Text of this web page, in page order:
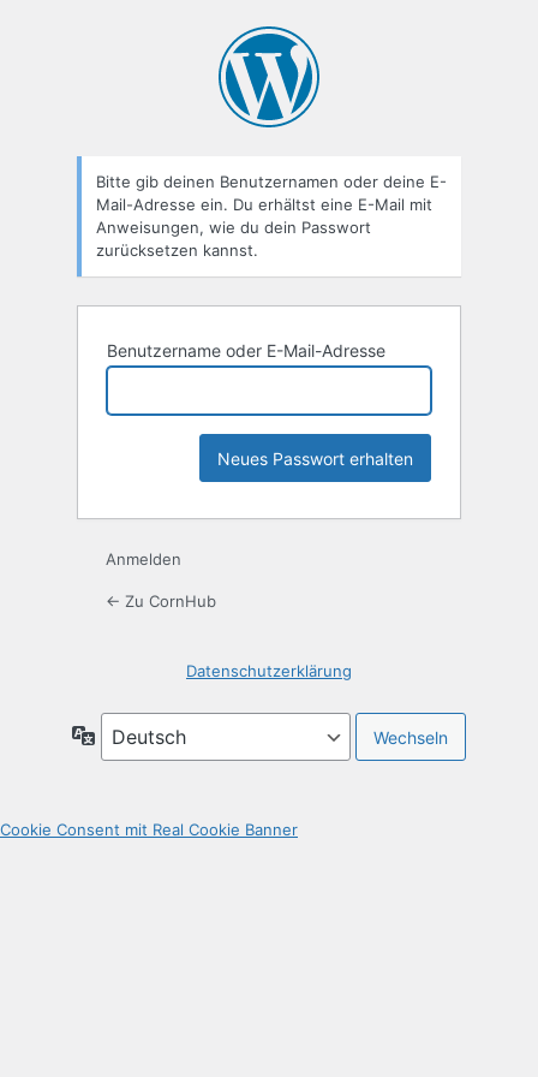
Bitte gib deinen Benutzernamen oder deine E-
Mail-Adresse ein. Du erhältst eine E-Mail mit
Anweisungen, wie du dein Passwort
zurücksetzen kannst.
Benutzername oder E-Mail-Adresse
Anmelden
← Zu CornHub
Datenschutzerklärung
Sprache
Cookie Consent mit Real Cookie Banner